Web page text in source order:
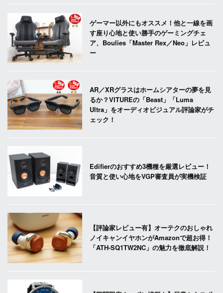
ゲーマー以外にもオススメ！他と一線を画
す座り心地と使い勝手のゲーミングチェ
ア、Boulies「Master Rex／Neo」レビュ
ー
AR／XRグラスはホームシアターの夢を見
るか？VITUREの「Beast」「Luma
Ultra」をオーディオビジュアル評論家がチ
ェック！
Edifierのおすすめ3機種を厳選レビュー！
音質と使い心地をVGP審査員が実機検証
【評論家レビュー有】オーテクのおしゃれ
ノイキャンイヤホンがAmazonで超お得！
「ATH-SQ1TW2NC」の魅力を徹底解説！